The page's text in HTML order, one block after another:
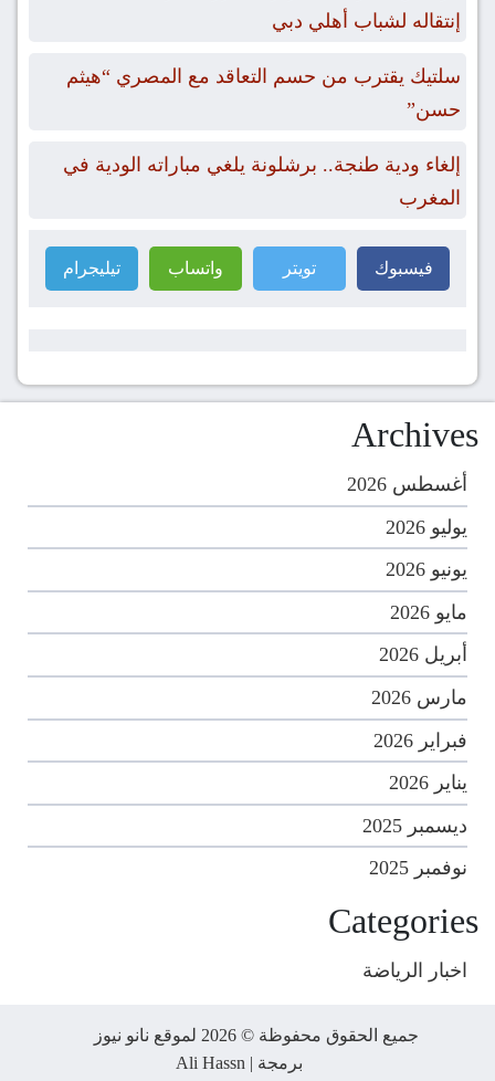
إنتقاله لشباب أهلي دبي
سلتيك يقترب من حسم التعاقد مع المصري “هيثم
حسن”
إلغاء ودية طنجة.. برشلونة يلغي مباراته الودية في
المغرب
فيسبوك تويتر واتساب تيليجرام
Archives
أغسطس 2026
يوليو 2026
يونيو 2026
مايو 2026
أبريل 2026
مارس 2026
فبراير 2026
يناير 2026
ديسمبر 2025
نوفمبر 2025
Categories
اخبار الرياضة
جميع الحقوق محفوظة © 2026 لموقع نانو نيوز
برمجة | Ali Hassn